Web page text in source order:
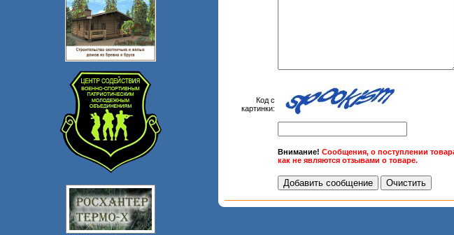
Код с
картинки:
Внимание! Сообщения, о поступлении
как не являются отзывами о товаре.